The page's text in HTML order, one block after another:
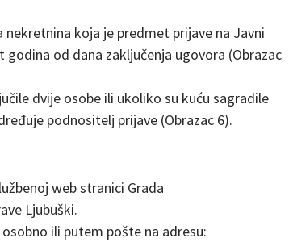
koja je predmet prijave na Javni
od dana zaključenja ugovora (Obrazac
dvije osobe ili ukoliko su kuću sagradile
podnositelj prijave (Obrazac 6).
web stranici Grada
Ljubuški.
ili putem pošte na adresu: